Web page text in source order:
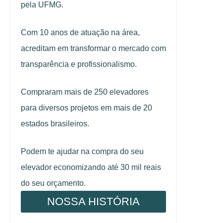
pela UFMG.
Com 10 anos de atuação na área,
acreditam em transformar o mercado com
transparência e profissionalismo.
Compraram mais de 250 elevadores
para diversos projetos em mais de 20
estados brasileiros.
Podem te ajudar na compra do seu
elevador economizando até 30 mil reais
do seu orçamento.
NOSSA HISTÓRIA